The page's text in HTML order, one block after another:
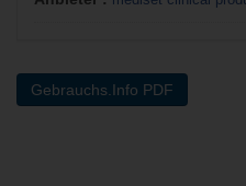
Gebrauchs.Info PDF